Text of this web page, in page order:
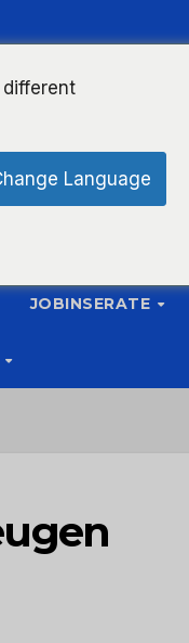
JOBINSERATE
Language